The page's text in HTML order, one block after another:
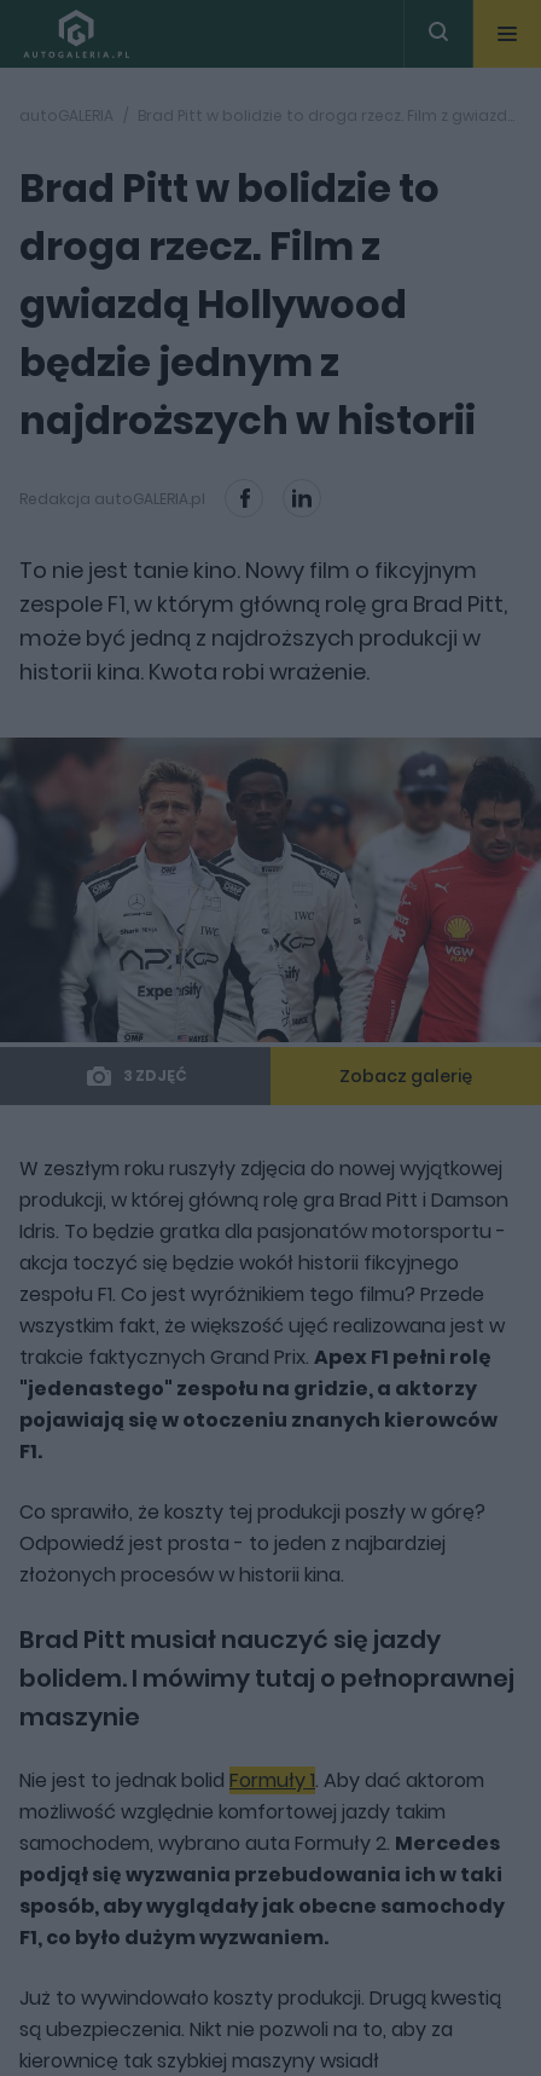
autoGALERIA Brad Pitt w bolidzie to droga rzecz. Film z gwiazdą Hollywood będzie jednym z najdroższych w historii
Brad Pitt w bolidzie to
droga rzecz. Film z
gwiazdą Hollywood
będzie jednym z
najdroższych w historii
Redakcja autoGALERIA.pl
To nie jest tanie kino. Nowy film o fikcyjnym
zespole F1, w którym główną rolę gra Brad Pitt,
może być jedną z najdroższych produkcji w
historii kina. Kwota robi wrażenie.
3 ZDJĘĆ Zobacz galerię
W zeszłym roku ruszyły zdjęcia do nowej wyjątkowej
produkcji, w której główną rolę gra Brad Pitt i Damson
Idris. To będzie gratka dla pasjonatów motorsportu -
akcja toczyć się będzie wokół historii fikcyjnego
zespołu F1. Co jest wyróżnikiem tego filmu? Przede
wszystkim fakt, że większość ujęć realizowana jest w
trakcie faktycznych Grand Prix. Apex F1 pełni rolę
"jedenastego" zespołu na gridzie, a aktorzy
pojawiają się w otoczeniu znanych kierowców
F1.
Co sprawiło, że koszty tej produkcji poszły w górę?
Odpowiedź jest prosta - to jeden z najbardziej
złożonych procesów w historii kina.
Brad Pitt musiał nauczyć się jazdy
bolidem. I mówimy tutaj o pełnoprawnej
maszynie
Nie jest to jednak bolid Formuły 1. Aby dać aktorom
możliwość względnie komfortowej jazdy takim
samochodem, wybrano auta Formuły 2. Mercedes
podjął się wyzwania przebudowania ich w taki
sposób, aby wyglądały jak obecne samochody
F1, co było dużym wyzwaniem.
Już to wywindowało koszty produkcji. Drugą kwestią
są ubezpieczenia. Nikt nie pozwoli na to, aby za
kierownicę tak szybkiej maszyny wsiadł